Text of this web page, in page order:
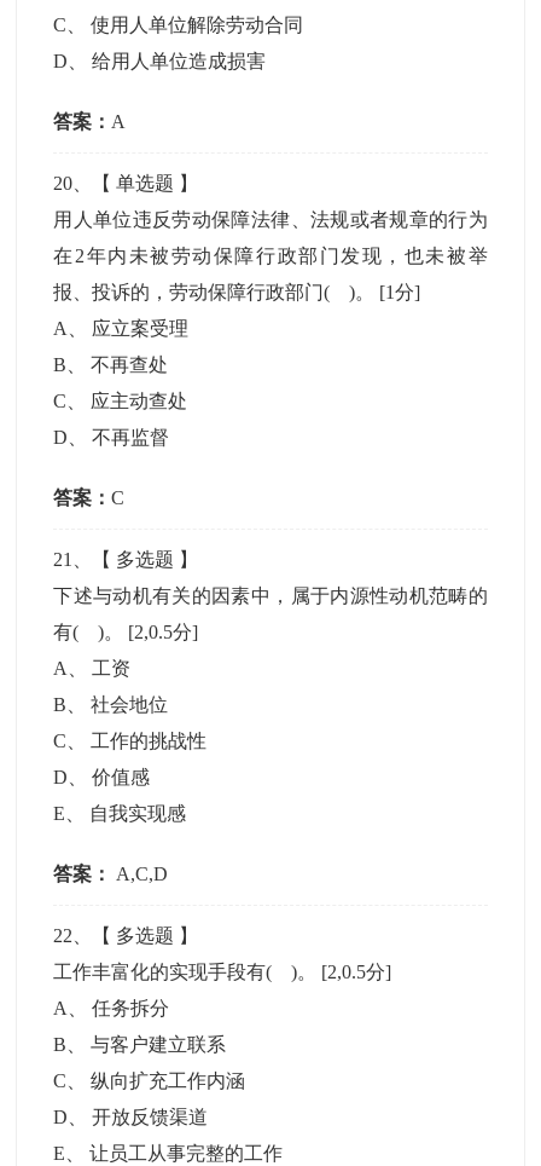
C 、使用人单位解除劳动合同
D 、给用人单位造成损害
答案： A
20 、【单选题 】
用人单位违反劳动保障法律、法规或者规章的行为
在2年内未被劳动保障行政部门发现，也未被举
报、投诉的，劳动保障行政部门( )。 [1分]
A
应立案受理
B 、不再查处
C
应主动查处
D 、不再监督
答案：C
21 、【 多选题 】
下述与动机有关的因素中，属于内源性动机范畴的
有( )。 [2,0.5分]
A
工资
B 、社会地位
C
工作的挑战性
D 、价值感
E
自我实现感
答案： A,C,D
22 、【 多选题 】
工作丰富化的实现手段有( )。 [2,0.5分]
A
、任务拆分
B 、与客户建立联系
C 、纵向扩充工作内涵
D 、开放反馈渠道
E 、让员工从事完整的工作